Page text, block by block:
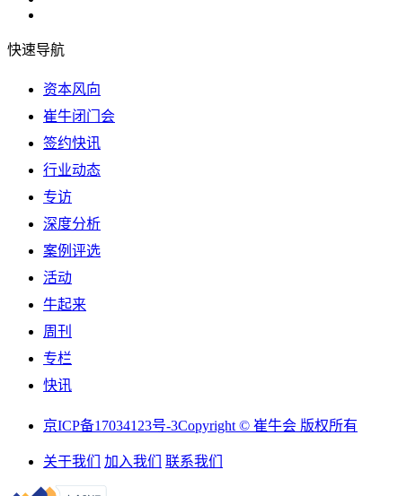
快速导航
资本风向
崔牛闭门会
签约快讯
行业动态
专访
深度分析
案例评选
活动
牛起来
周刊
专栏
快讯
京ICP备17034123号-3Copyright © 崔牛会 版权所有
关于我们 加入我们 联系我们